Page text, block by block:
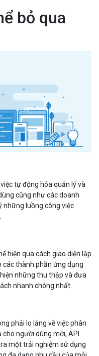
bỏ qua
tự động hóa quản lý và
cũng như các doanh
những luồng công việc
hiện qua cách giao diện lập
các thành phần ứng dụng
những thu thập và đưa
nhanh chóng nhất.
phải lo lắng về việc phân
người dùng mới, API
một trải nghiệm sử dụng